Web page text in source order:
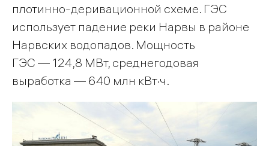
плотинно-деривационной схеме. ГЭС
использует падение реки Нарвы в районе
Нарвских водопадов. Мощность
ГЭС — 124,8 МВт, среднегодовая
выработка — 640 млн кВт·ч.